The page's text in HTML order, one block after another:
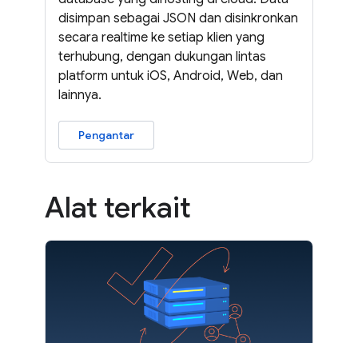
disimpan sebagai JSON dan disinkronkan
secara realtime ke setiap klien yang
terhubung, dengan dukungan lintas
platform untuk iOS, Android, Web, dan
lainnya.
Pengantar
Alat terkait